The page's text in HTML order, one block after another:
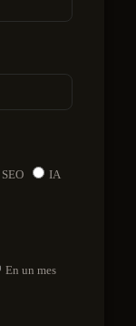
SEO
IA
En un mes